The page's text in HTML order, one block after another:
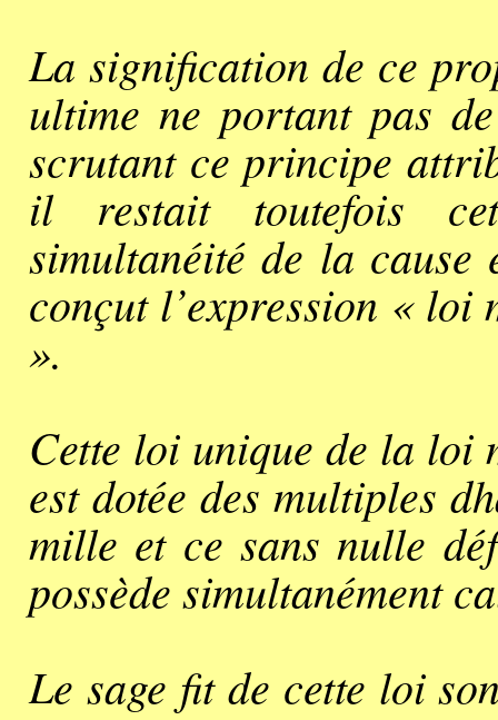
La signification de ce
ultime ne portant pas
scrutant ce principe
il restait toutefois
simultanéité de la
conçut l’expression «
».
Cette loi unique de la loi
est dotée des multiples
mille et ce sans nulle
possède simultanément
Le sage fit de cette loi